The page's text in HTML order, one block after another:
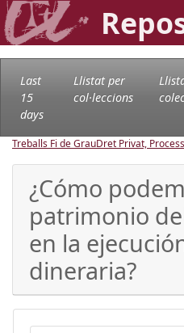
Last
15
days
Llistat per
col·leccions
Treballs Fi de GrauDret Privat,
¿Cómo
patrimonio
en la
dineraria?